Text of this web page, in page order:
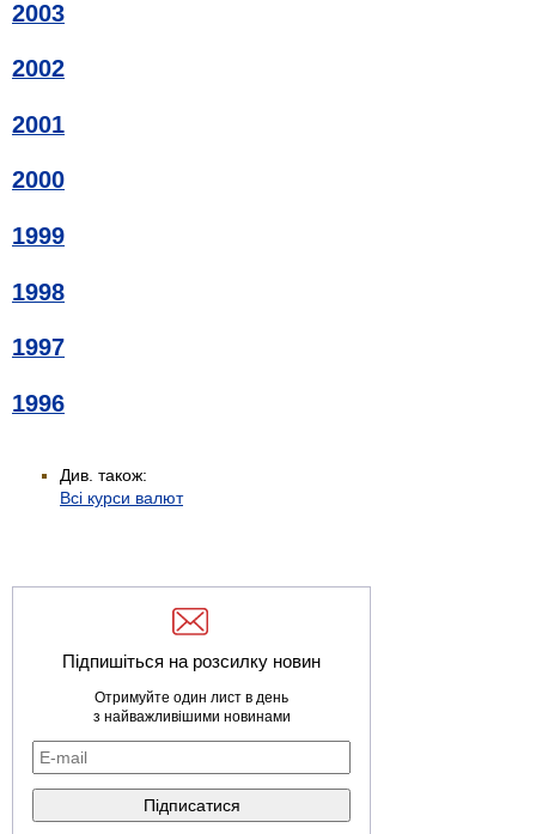
2003
2002
2001
2000
1999
1998
1997
1996
Див. також:
Всі курси валют
Підпишіться на розсилку новин
Отримуйте один лист в день
з найважливішими новинами